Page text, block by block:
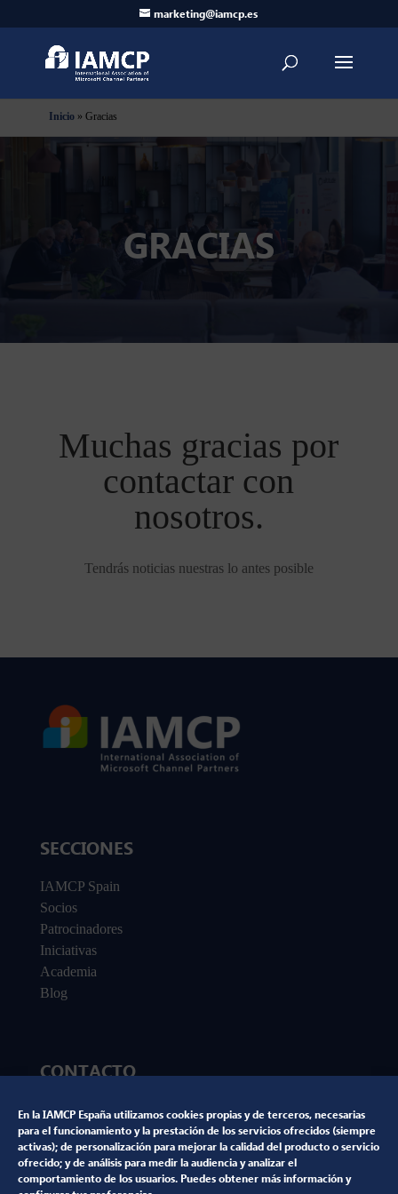
En la IAMCP España utilizamos cookies propias y de terceros, necesarias
para el funcionamiento y la prestación de los servicios ofrecidos (siempre
activas); de personalización para mejorar la calidad del producto o servicio
ofrecido; y de análisis para medir la audiencia y analizar el
comportamiento de los usuarios. Puedes obtener más información y
marketing@iamcp.es
Inicio» Gracias
GRACIAS
Muchas gracias por
contactar con
nosotros.
Tendrás noticias nuestras lo antes posible
SECCIONES
IAMCP Spain
Socios
Patrocinadores
Iniciativas
Academia
Blog
CONTACTO
marketing@iamcp.es
NUESTRAS REDES SOCIALES